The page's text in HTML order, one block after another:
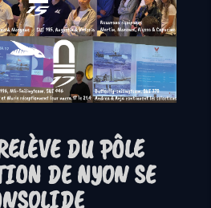
DU PÔLE
DE NYON SE